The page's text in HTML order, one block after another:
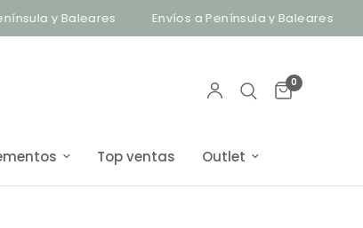
y Baleares Envíos a Península y Baleares
0
Top ventas Outlet